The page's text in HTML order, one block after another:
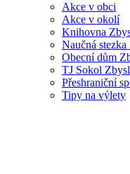
Akce v obci
Akce v okolí
Knihovna
Naučná
Obecní dům
TJ Sokol
Přeshraniční
Tipy na výlety